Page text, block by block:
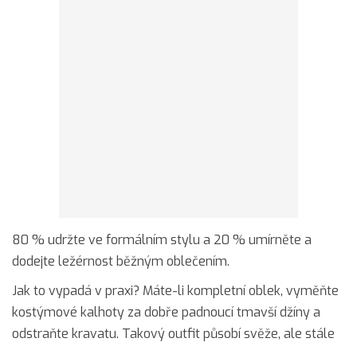
80 % udržte ve formálním stylu a 20 % umírněte a
dodejte ležérnost běžným oblečením.
Jak to vypadá v praxi? Máte-li kompletní oblek, vyměňte
kostýmové kalhoty za dobře padnoucí tmavší džíny a
odstraňte kravatu. Takový outfit působí svěže, ale stále